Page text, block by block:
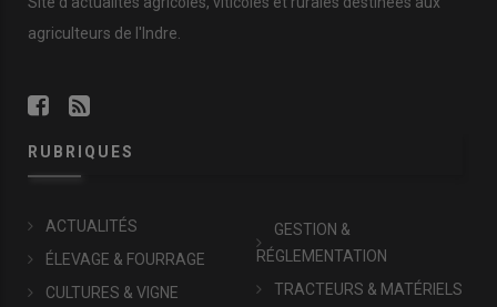
agriculteurs de l'Indre.
RUBRIQUES
ACTUALITÉS
ÉLEVAGE & FOURRAGE
CULTURES & VIGNE
GESTION &
RÉGLEMENTATION
TRACTEURS & MATÉRIELS